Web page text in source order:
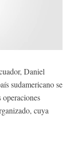
Daniel
sudamericano se
operaciones
cuya